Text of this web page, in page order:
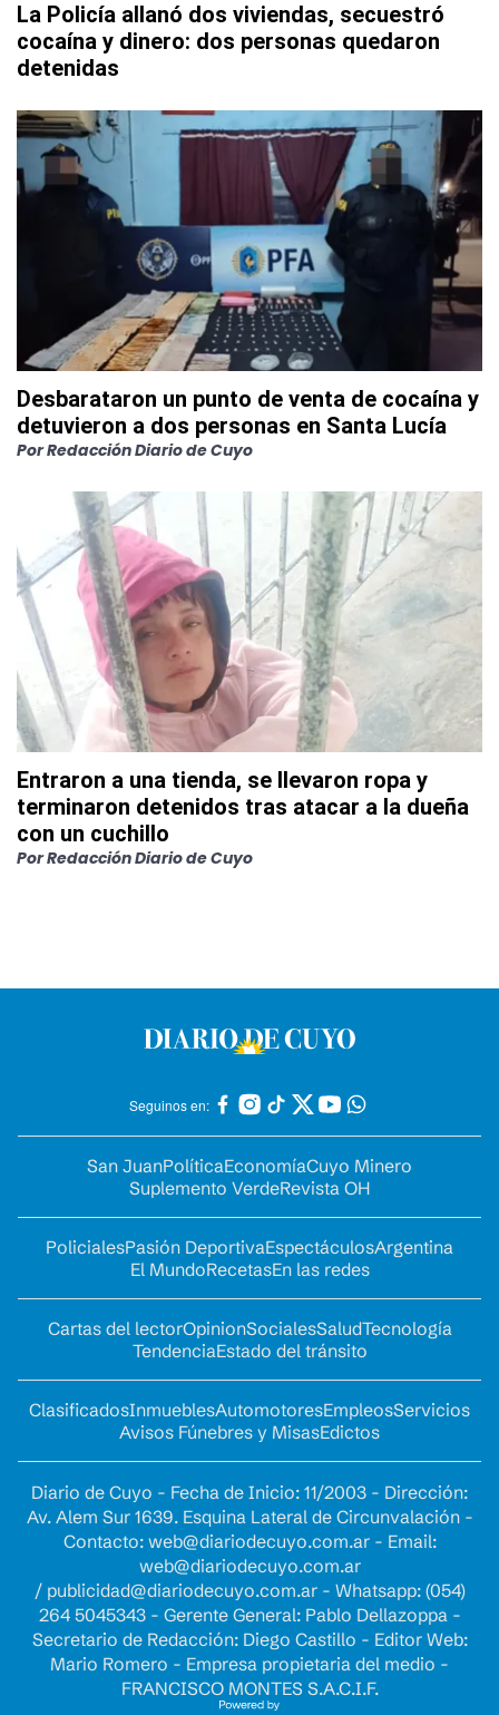
La Policía allanó dos viviendas, secuestró
cocaína y dinero: dos personas quedaron
detenidas
Desbarataron un punto de venta de cocaína y
detuvieron a dos personas en Santa Lucía
PorRedacción Diario de Cuyo
Entraron a una tienda, se llevaron ropa y
terminaron detenidos tras atacar a la dueña
con un cuchillo
PorRedacción Diario de Cuyo
Seguinos en:
San JuanPolíticaEconomíaCuyo Minero
Suplemento VerdeRevista OH
PolicialesPasión DeportivaEspectáculosArgentina
El MundoRecetasEn las redes
Cartas del lectorOpinionSocialesSaludTecnología
TendenciaEstado del tránsito
ClasificadosInmueblesAutomotoresEmpleosServicios
Avisos Fúnebres y MisasEdictos
Diario de Cuyo - Fecha de Inicio: 11/2003 - Dirección:
Av. Alem Sur 1639. Esquina Lateral de Circunvalación -
Contacto: web@diariodecuyo.com.ar- Email:
web@diariodecuyo.com.ar
/ publicidad@diariodecuyo.com.ar- Whatsapp: (054)
264 5045343 - Gerente General: Pablo Dellazoppa -
Secretario de Redacción: Diego Castillo - Editor Web:
Mario Romero - Empresa propietaria del medio -
FRANCISCO MONTES S.A.C.I.F.